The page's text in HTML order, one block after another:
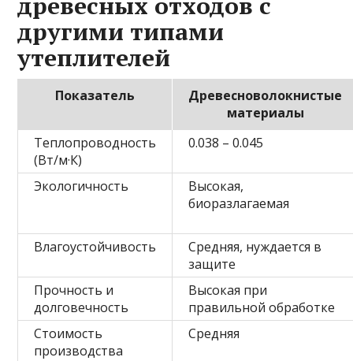
другими типами
утеплителей
Показатель
Древесноволокнистые
материалы
Теплопроводность
(Вт/м·К)
0.038 – 0.045
Экологичность
Высокая,
биоразлагаемая
Влагоустойчивость
Средняя, нуждается в
защите
Прочность и
долговечность
Высокая при
правильной обработке
Стоимость
производства
Средняя